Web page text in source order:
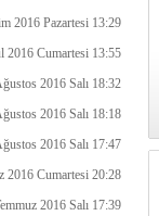
‘Tamer Aydoğdu’
2016 Pazartesi 13:29
2016 Cumartesi 13:55
2016 Salı 18:32
2016 Salı 18:18
2016 Salı 17:47
2016 Cumartesi 20:28
2016 Salı 17:39